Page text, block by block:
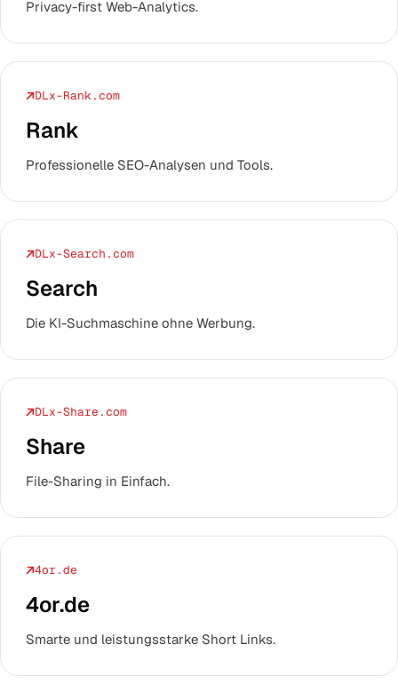
Privacy-first Web-Analytics.
DLx-Rank.com
Rank
Professionelle SEO-Analysen und Tools.
DLx-Search.com
Search
Die KI-Suchmaschine ohne Werbung.
DLx-Share.com
Share
File-Sharing in Einfach.
4or.de
4or.de
Smarte und leistungsstarke Short Links.